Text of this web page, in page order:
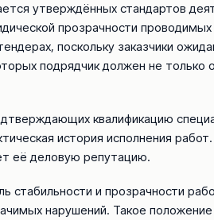
утверждённых стандартов
прозрачности
поскольку заказчики
подрядчик должен не только
квалификацию
история исполнения
её деловую репутацию.
стабильности и прозрачности
нарушений. Такое